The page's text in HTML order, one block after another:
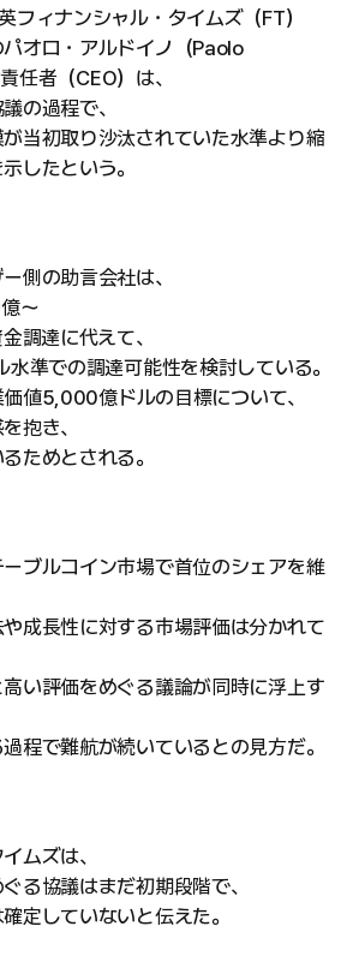
フィナンシャル・タイムズ（FT）
オロ・アルドイノ（Paolo
任者（CEO）は、
の過程で、
当初取り沙汰されていた水準より縮
したという。
側の助言会社は、
〜
調達に代えて、
準での調達可能性を検討している。
値5,000億ドルの目標について、
抱き、
ためとされる。
ブルコイン市場で首位のシェアを維
成長性に対する市場評価は分かれて
い評価をめぐる議論が同時に浮上す
程で難航が続いているとの見方だ。
ムズは、
る協議はまだ初期段階で、
定していないと伝えた。